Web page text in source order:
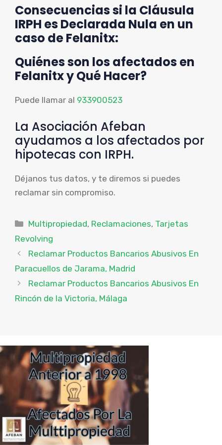
Consecuencias si la Cláusula
IRPH es Declarada Nula en un
caso de Felanitx:
Quiénes son los afectados en
Felanitx y Qué Hacer?
Puede llamar al 933900523
La Asociación Afeban
ayudamos a los afectados por
hipotecas con IRPH.
Déjanos tus datos, y te diremos si puedes
reclamar sin compromiso.
Categorías
Multipropiedad, Reclamaciones, Tarjetas
Revolving
Reclamar Productos Bancarios Abusivos En
Paracuellos de Jarama, Madrid
Reclamar Productos Bancarios Abusivos En
Rincón de la Victoria, Málaga